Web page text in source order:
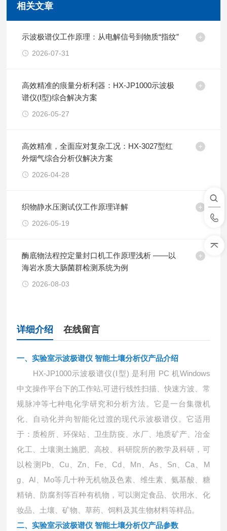
相关文章
示波极谱仪工作原理：从电解信号到物质“指纹”
2026-07-31
高效精准的痕量分析利器：HX-JP1000示波极
谱仪(Ⅰ型)综合解决方案
2026-05-27
高效精准，全面应对复杂工况：HX-3027型红
外烟气综合分析仪解决方案
2026-04-28
织物静水压测试仪工作原理详解
2026-05-19
酶底物法程控定量封口机工作原理浅析 ——以
海岩水质大肠菌群检测系统为例
2026-08-03
详细介绍 在线留言
一、实验室示波极谱仪 智能土壤分析仪产品介绍
HX-JP1000示波极谱仪(Ⅰ型) 是利用 PC 机Windows
中文操作平台下的工作站,可进行线性扫描、快速方波、常
规脉冲等七种电化学研究和分析方法。它是一台集微机
化、自动化并向智能化过渡的现代示波极谱仪。它适用
于：质检所、环保站、卫生防疫、水厂、地质矿产、冶金
化工、土壤测土施肥、高校、科研院所的教学及科研，可
以检测Pb、Cu、Zn、Fe、Cd、Mn、As、Sn、Ca、M
g、Al、Mo等几十种无机物及色素、维生素、氨基酸、糖
精钠、防腐剂等百种有机物，可以测定食品、饮用水、化
妆品、土壤、矿物、草药、饲料及其生物材料等样品。
二、实验室示波极谱仪 智能土壤分析仪产品参数